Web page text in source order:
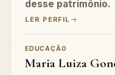
desse patrimônio.
LER PERFIL
EDUCAÇÃO
Maria Luiza